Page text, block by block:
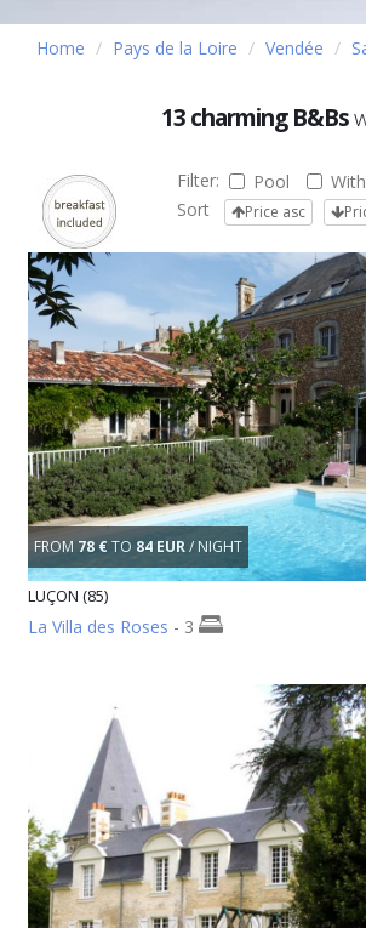
Home Pays de la Loire Vendée
13 charming B&Bs
Filter: Pool
Sort
Price asc
FROM78 €TO 84 EUR/ NIGHT
LUÇON (85)
La Villa des Roses - 3